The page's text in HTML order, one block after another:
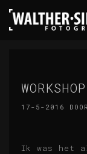
17-5-2016
Ik was het